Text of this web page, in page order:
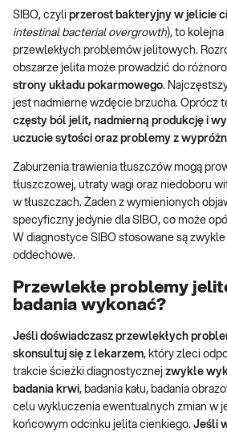
SIBO, czyli przerost bakteryjny w jelicie
intestinal bacterial overgrowth), to
przewlekłych problemów jelitowych.
obszarze jelita może prowadzić do
strony układu pokarmowego.
jest nadmierne wzdęcie brzucha. Oprócz
częsty ból jelit, nadmierną produkcję i
uczucie sytości oraz problemy z
Zaburzenia trawienia tłuszczów mogą
tłuszczowej, utraty wagi oraz niedoboru
w tłuszczach. Żaden z wymienionych
specyficzny jedynie dla SIBO, co może
W diagnostyce SIBO stosowane są
oddechowe.
Przewlekłe problemy
badania wykonać?
Jeśli doświadczasz przewlekłych
skonsultuj się z lekarzem, który zleci
trakcie ścieżki diagnostycznej zwykle
badania krwi, badania kału, badania
celu wykluczenia ewentualnych zmian w
końcowym odcinku jelita cienkiego. Jeśli